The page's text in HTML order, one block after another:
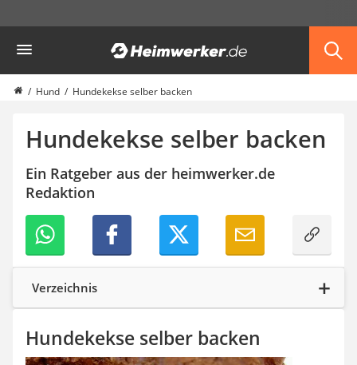
Haustiere
Hunderucksack
Hufschuhe
Terrarium
Hund Hundekekse selber backen
Hundekekse selber backen
Ein Ratgeber aus der heimwerker.de
Redaktion
Verzeichnis
Hundekekse selber backen